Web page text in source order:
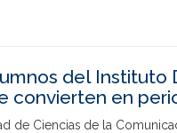
del Instituto
convierten en
de Ciencias de la